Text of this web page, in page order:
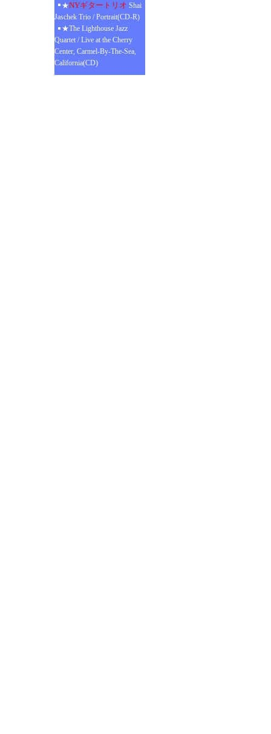
★NYギタートリオ Shai
Jaschek Trio / Portrait(CD-R)
★The Lighthouse Jazz
Quartet / Live at the Cherry
Center, Carmel-By-The-Sea,
California(CD)